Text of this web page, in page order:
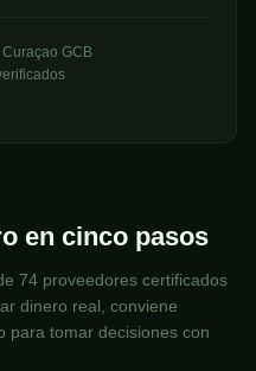
GCB
en cinco pasos
74 proveedores certificados
dinero real, conviene
para tomar decisiones con